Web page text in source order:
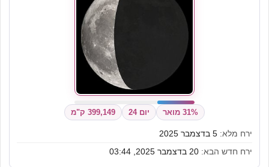
31% מואר יום 24 399,149 ק"מ
ירח מלא:
ירח חדש הבא: